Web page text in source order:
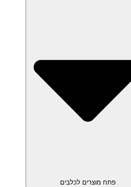
פתח מוצרים לכלבים